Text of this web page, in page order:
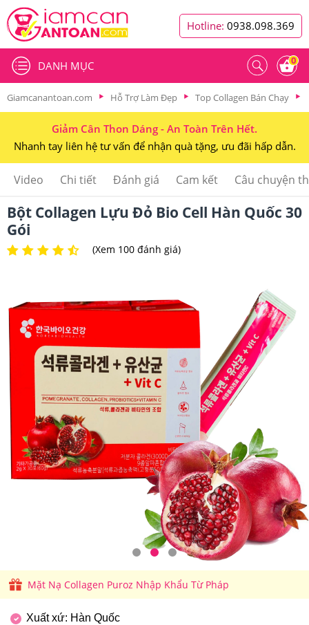
Hotline: 0938.098.369
0
DANH MỤC
Giamcanantoan.com Hỗ Trợ Làm Đẹp Top Collagen Bán Chạy
Giảm Cân Thon Dáng - An Toàn Trên Hết.
Nhanh tay liên hệ tư vấn để nhận quà tặng, ưu đãi hấp dẫn.
Video Chi tiết Đánh giá Cam kết Câu chuyện
Bột Collagen Lựu Đỏ Bio Cell Hàn Quốc 30
Gói
(Xem 100 đánh giá)
Mặt Nạ Collagen Puroz Nhập Khẩu Từ Pháp
Xuất xứ: Hàn Quốc